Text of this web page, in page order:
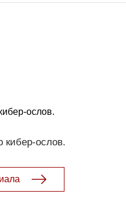
ослов.
кибер-ослов.